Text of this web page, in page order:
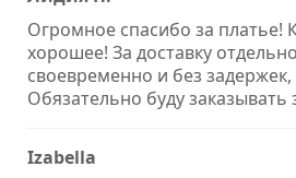
Огромное спасибо за платье!
хорошее! За доставку
своевременно и без
Обязательно буду заказывать
Izabella